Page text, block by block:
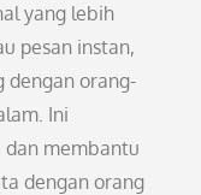
yang lebih
pesan instan,
dengan orang-
Ini
dan membantu
dengan orang